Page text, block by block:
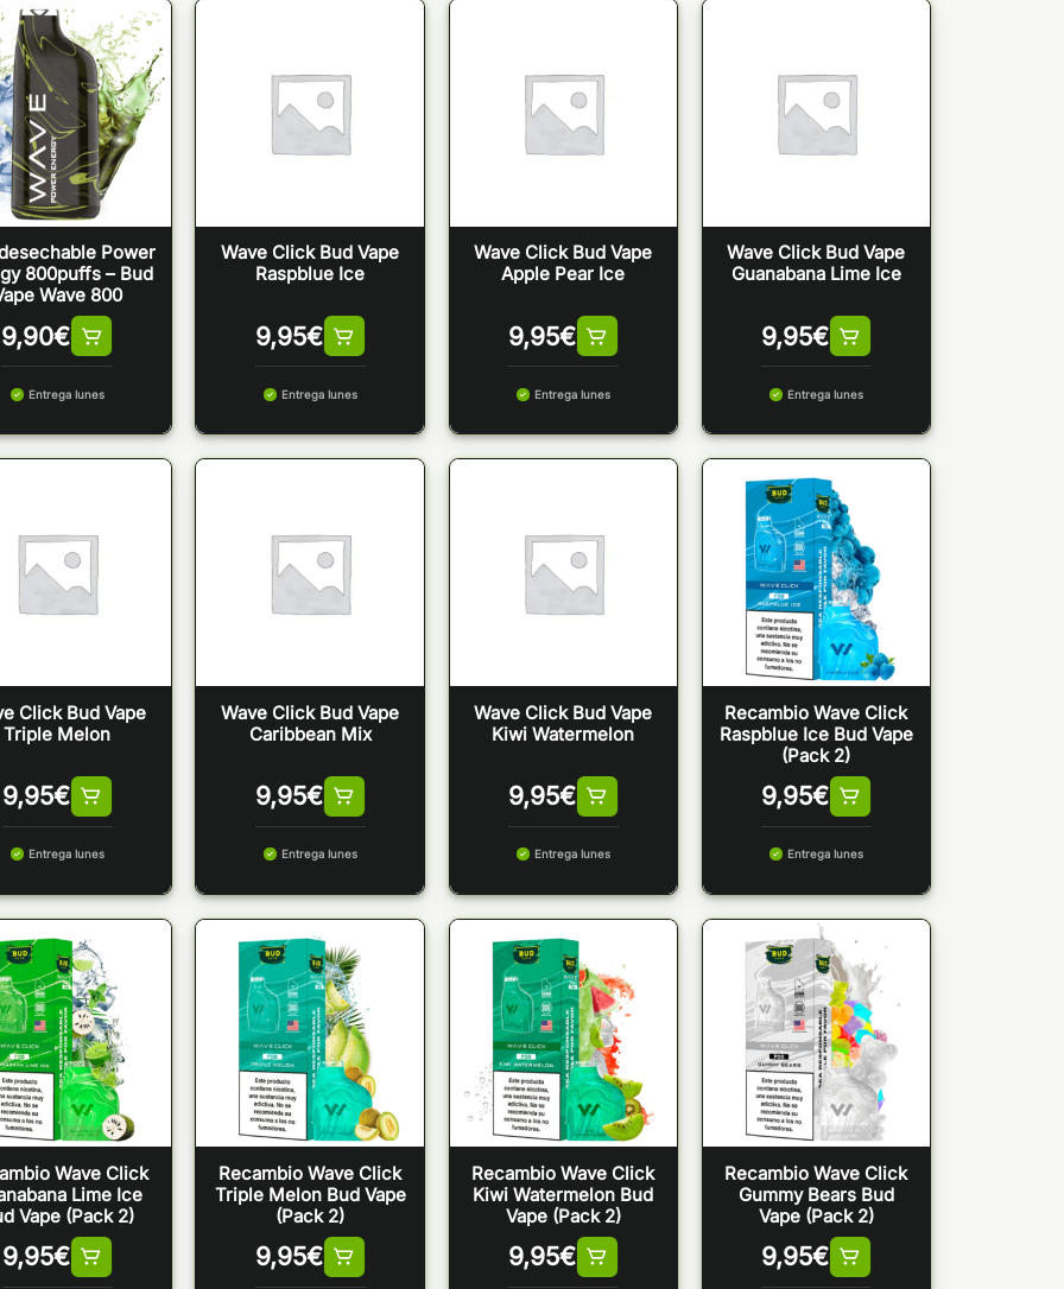
Power
800puffs – Bud
Wave 800
9,90€
Entrega lunes
Wave Click Bud Vape
Raspblue Ice
9,95€
Entrega lunes
Wave Click Bud Vape
Apple Pear Ice
9,95€
Entrega lunes
Wave Click Bud Vape
Guanabana Lime Ice
9,95€
Entrega lunes
Click Bud Vape
Triple Melon
9,95€
Entrega lunes
Wave Click Bud Vape
Caribbean Mix
9,95€
Entrega lunes
Wave Click Bud Vape
Kiwi Watermelon
9,95€
Entrega lunes
Recambio Wave Click
Raspblue Ice Bud Vape
(Pack 2)
9,95€
Entrega lunes
Wave Click
Lime Ice
Vape (Pack 2)
9,95€
Recambio Wave Click
Triple Melon Bud Vape
(Pack 2)
9,95€
Recambio Wave Click
Kiwi Watermelon Bud
Vape (Pack 2)
9,95€
Recambio Wave Click
Gummy Bears Bud
Vape (Pack 2)
9,95€